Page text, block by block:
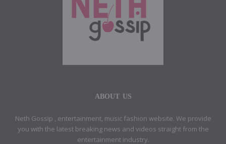
ABOUT US
Neth Gossip , entertainment, music fashion website. We provide
you with the latest breaking news and videos straight from the
entertainment industry.